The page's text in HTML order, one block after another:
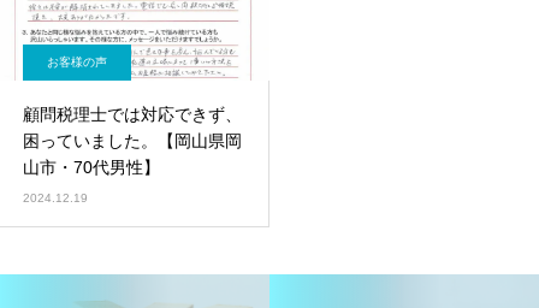
お客様の声
顧問税理士では対応できず、
困っていました。【岡山県岡
山市・70代男性】
2024.12.19